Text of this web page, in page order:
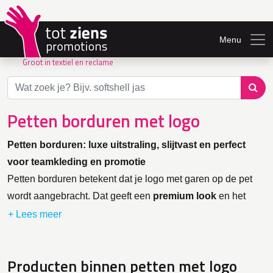
Groot in textiel en reclame
Menu
Petten borduren met logo
Petten borduren: luxe uitstraling, slijtvast en perfect
voor teamkleding en promotie
Petten borduren betekent dat je logo met garen op de pet
wordt aangebracht. Dat geeft een premium look en het
borduursel blijft lang mooi—ook bij intensief gebruik.
Producten binnen petten met logo